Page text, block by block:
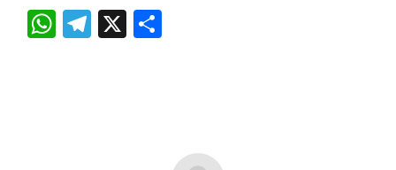
WhatsApp
Telegram
X Condividi